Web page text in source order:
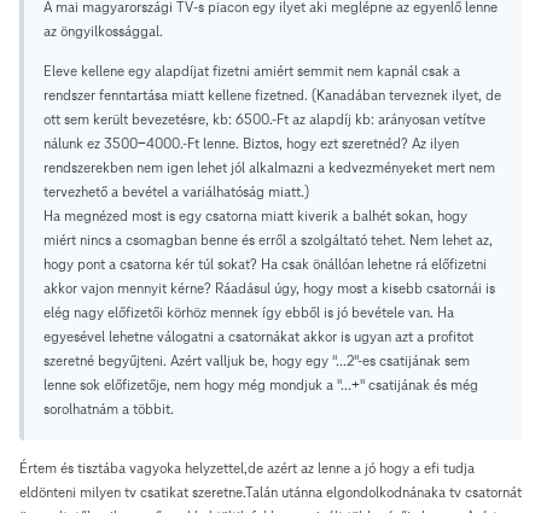
A mai magyarországi TV-s piacon egy ilyet aki meglépne az egyenlő lenne
az öngyilkossággal.
Eleve kellene egy alapdíjat fizetni amiért semmit nem kapnál csak a
rendszer fenntartása miatt kellene fizetned. (Kanadában terveznek ilyet, de
ott sem került bevezetésre, kb: 6500.-Ft az alapdíj kb: arányosan vetítve
nálunk ez 3500-4000.-Ft lenne. Biztos, hogy ezt szeretnéd? Az ilyen
rendszerekben nem igen lehet jól alkalmazni a kedvezményeket mert nem
tervezhető a bevétel a variálhatóság miatt.)
Ha megnézed most is egy csatorna miatt kiverik a balhét sokan, hogy
miért nincs a csomagban benne és erről a szolgáltató tehet. Nem lehet az,
hogy pont a csatorna kér túl sokat? Ha csak önállóan lehetne rá előfizetni
akkor vajon mennyit kérne? Ráadásul úgy, hogy most a kisebb csatornái is
elég nagy előfizetői körhöz mennek így ebből is jó bevétele van. Ha
egyesével lehetne válogatni a csatornákat akkor is ugyan azt a profitot
szeretné begyűjteni. Azért valljuk be, hogy egy "...2"-es csatijának sem
lenne sok előfizetője, nem hogy még mondjuk a "...+" csatijának és még
sorolhatnám a többit.
Értem és tisztába vagyoka helyzettel,de azért az lenne a jó hogy a efi tudja
eldönteni milyen tv csatikat szeretne.Talán utánna elgondolkodnánaka tv csatornát